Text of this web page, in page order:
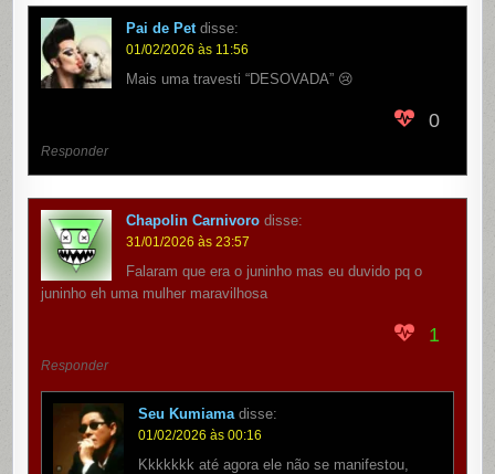
Pai de Pet disse:
01/02/2026 às 11:56
Mais uma travesti “DESOVADA” 😢
0
Responder
Chapolin Carnivoro disse:
31/01/2026 às 23:57
Falaram que era o juninho mas eu duvido pq o
juninho eh uma mulher maravilhosa
1
Responder
Seu Kumiama disse:
01/02/2026 às 00:16
Kkkkkkk até agora ele não se manifestou,